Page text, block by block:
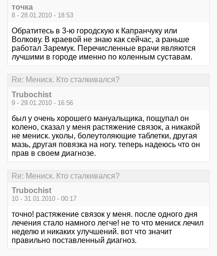
точка
8 - 28.01.2010 - 18:53
Обратитесь в 3-ю городскую к Капранчуку или
Волкову. В краевой не знаю как сейчас, а раньше
работал Заремук. Перечисленные врачи являются
лучшими в городе именно по коленным суставам.
Re: Мениск. Кто сталкивался?
Trubochist
9 - 29.01.2010 - 16:56
был у очень хорошего мануальщика, пощупал он
колено, сказал у меня растяжение связок, а никакой
не мениск. уколы, болеутоляющие таблетки, другая
мазь, другая повязка на ногу. теперь надеюсь что он
прав в своем диагнозе.
Re: Мениск. Кто сталкивался?
Trubochist
10 - 31.01.2010 - 00:17
точно! растяжение связок у меня. после одного дня
лечения стало намного легче! не то что мениск лечил
неделю и никаких улучшений. вот что значит
правильно поставленный диагноз.